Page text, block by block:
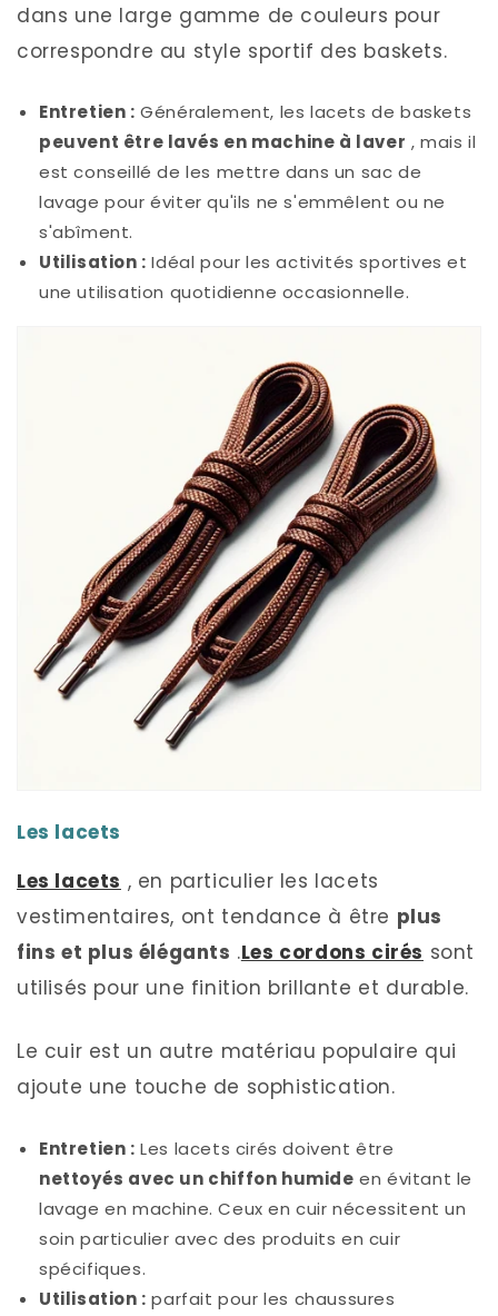
dans une large gamme de couleurs pour
correspondre au style sportif des baskets.
Entretien : Généralement, les lacets de baskets
peuvent être lavés en machine à laver , mais il
est conseillé de les mettre dans un sac de
lavage pour éviter qu'ils ne s'emmêlent ou ne
s'abîment.
Utilisation : Idéal pour les activités sportives et
une utilisation quotidienne occasionnelle.
Les lacets
Les lacets , en particulier les lacets
vestimentaires, ont tendance à être plus
fins et plus élégants .Les cordons cirés sont
utilisés pour une finition brillante et durable.
Le cuir est un autre matériau populaire qui
ajoute une touche de sophistication.
Entretien : Les lacets cirés doivent être
nettoyés avec un chiffon humide en évitant le
lavage en machine. Ceux en cuir nécessitent un
soin particulier avec des produits en cuir
spécifiques.
Utilisation : parfait pour les chaussures